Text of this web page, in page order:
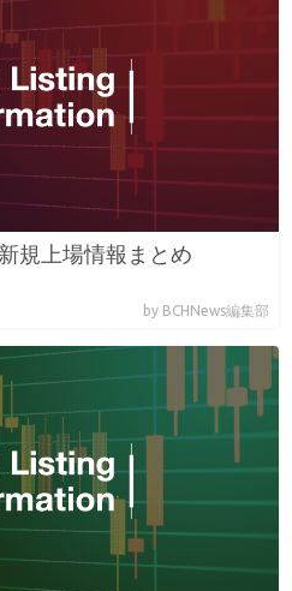
規上場情報まとめ
by BCHNews編集部